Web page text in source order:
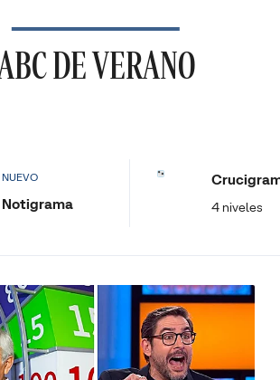
DE VERANO
NUEVO
Notigrama 4 niveles